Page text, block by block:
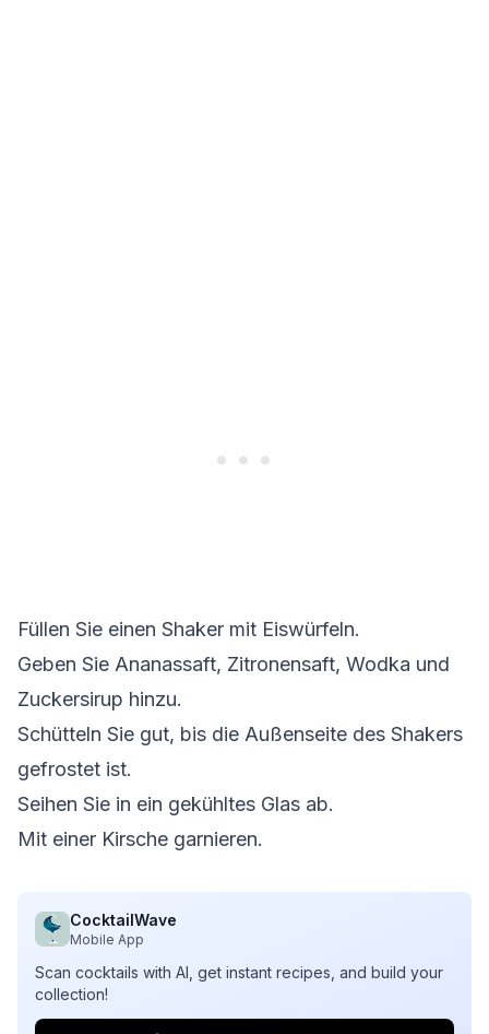
Füllen Sie einen Shaker mit Eiswürfeln.
Geben Sie Ananassaft, Zitronensaft, Wodka und
Zuckersirup hinzu.
Schütteln Sie gut, bis die Außenseite des Shakers
gefrostet ist.
Seihen Sie in ein gekühltes Glas ab.
Mit einer Kirsche garnieren.
CocktailWave
Mobile App
Scan cocktails with AI, get instant recipes, and build your
collection!